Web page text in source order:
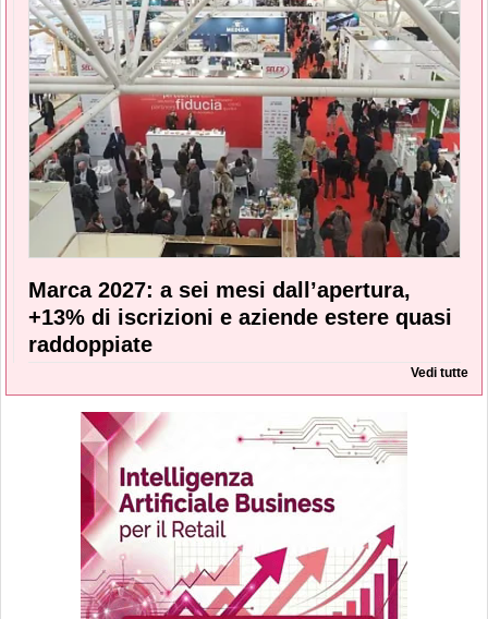
Marca 2027: a sei mesi dall’apertura,
+13% di iscrizioni e aziende estere quasi
raddoppiate
Vedi tutte